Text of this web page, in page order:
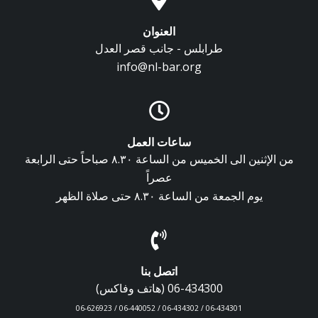
العنوان
طرابلس - جانب قصر العدل
info@nl-bar.org
ساعات العمل
من الإثنين الى الخميس من الساعة ٨.٣٠ صباحاً حتى الرابعة
عصراً
يوم الجمعة من الساعة ٨.٣٠ حتى صلاة الظهر
اتصل بنا
06-434300 (هاتف وفاكس)
06-434301 / 06-434302 / 06-440052 / 06-626923